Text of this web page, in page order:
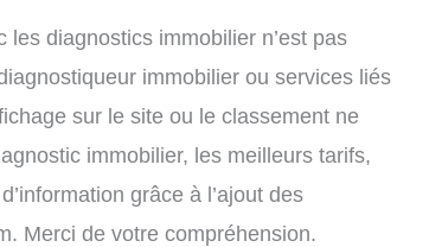
diagnostics immobilier n’est pas
immobilier ou services liés
sur le site ou le classement ne
immobilier, les meilleurs tarifs,
grâce à l’ajout des
Merci de votre compréhension.